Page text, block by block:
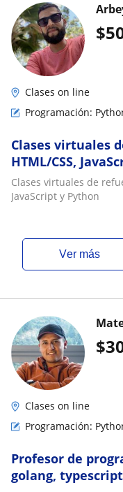
$
Clases on line
Programación:
Clases virtuales
HTML/CSS,
Clases virtuales de
JavaScript y Python
ver más
$
Clases on line
Programación:
Profesor de
golang,